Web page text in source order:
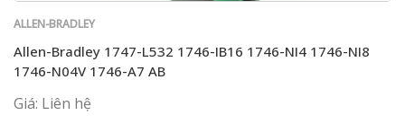
ALLEN-BRADLEY
Allen-Bradley 1747-L532 1746-IB16 1746-NI4 1746-NI8
1746-N04V 1746-A7 AB
Giá: Liên hệ